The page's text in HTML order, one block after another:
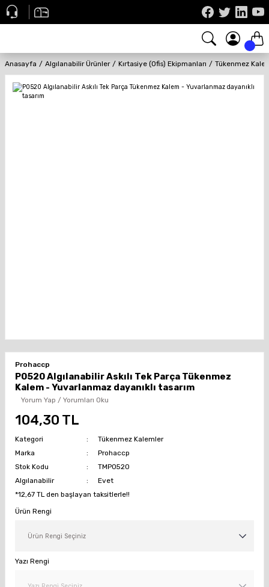
Anasayfa Algılanabilir Ürünler Kırtasiye (Ofis) Ekipmanları Tükenmez
Prohaccp
P0520 Algılanabilir Askılı Tek Parça Tükenmez
Kalem - Yuvarlanmaz dayanıklı tasarım
Yorum Yap / Yorumları Oku
104,30 TL
Kategori
Tükenmez Kalemler
Marka
Prohaccp
Stok Kodu
TMP0520
Algılanabilir
Evet
*12,67 TL den başlayan taksitlerle!!
Ürün Rengi
Yazı Rengi